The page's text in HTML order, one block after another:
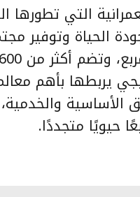
التي
الحياة وتوفير
يربطها بأهم
والخدمية،
حيويًا متجددًا.